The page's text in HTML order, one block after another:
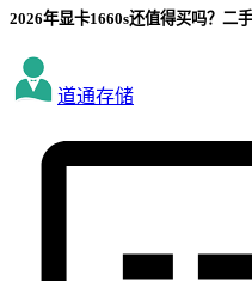
2026年显卡1660s还值得买吗？二
道通存储